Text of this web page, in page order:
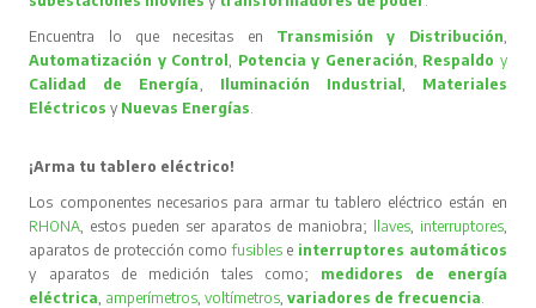
Encuentra lo que necesitas en Transmisión y Distribución
Automatización y Control
Potencia y Generación Respaldo y
Calidad de Energía
Iluminación Industrial
Materiales
Eléctricos y Nuevas Energías
¡Arma tu tablero eléctrico!
Los componentes necesarios para armar tu tablero eléctrico están en
RHONA , estos pueden ser aparatos de maniobra; llaves, interruptores,
aparatos de protección comofusibles e interruptores automáticos
y aparatos de medición tales como; medidores de energía
eléctrica amperímetros ,voltímetros ,variadores de frecuencia